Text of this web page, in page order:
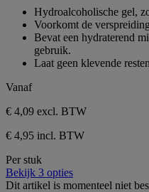
sterren.
Hydroalcoholische gel,
Voorkomt de
Bevat een hydraterend
gebruik.
Laat geen klevende
Vanaf
€ 4,09 excl. BTW
€ 4,95 incl. BTW
Per stuk
Bekijk 3 opties
Dit artikel is momenteel niet